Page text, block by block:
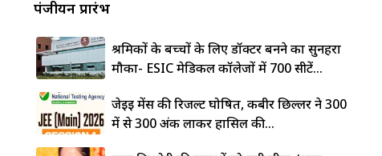
पंजीयन प्रारंभ
श्रमिकों के बच्चों के लिए डॉक्टर बनने का सुनहरा
मौका- ESIC मेडिकल कॉलेजों में 700 सीटें...
जेईई मेंस की रिजल्ट घोषित, कबीर छिल्लर ने 300
में से 300 अंक लाकर हासिल की...